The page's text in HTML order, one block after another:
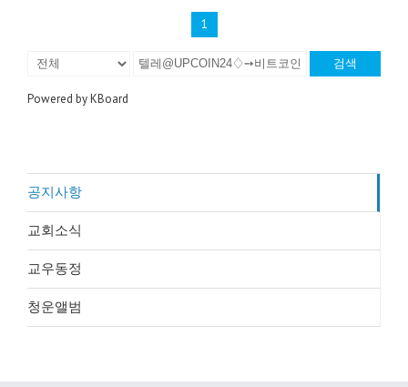
1
검색
Powered by KBoard
공지사항
교회소식
교우동정
청운앨범